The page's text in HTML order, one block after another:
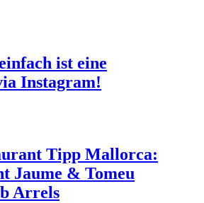
ist eine
Instagram!
Tipp Mallorca:
Jaume & Tomeu
Arrels